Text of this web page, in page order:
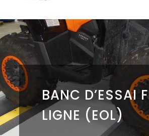
BANC D’ESSAI
LIGNE (EOL)